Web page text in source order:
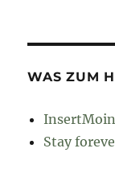
WAS ZUM
InsertMoin
Stay